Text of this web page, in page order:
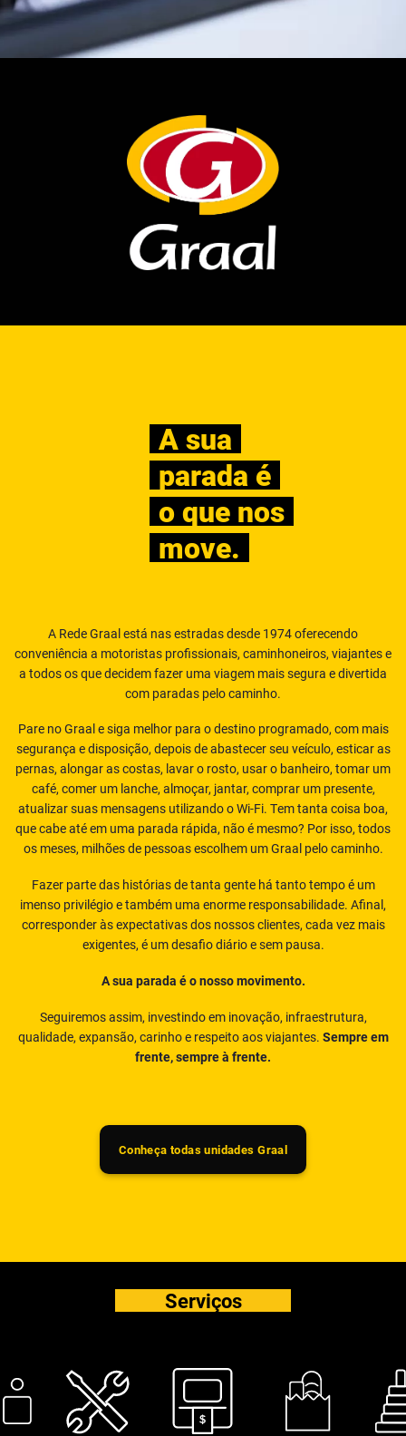
A sua
parada é
o que nos
move.
A Rede Graal está nas estradas desde 1974 oferecendo
conveniência a motoristas profissionais, caminhoneiros, viajantes e
a todos os que decidem fazer uma viagem mais segura e divertida
com paradas pelo caminho.
Pare no Graal e siga melhor para o destino programado, com mais
segurança e disposição, depois de abastecer seu veículo, esticar as
pernas, alongar as costas, lavar o rosto, usar o banheiro, tomar um
café, comer um lanche, almoçar, jantar, comprar um presente,
atualizar suas mensagens utilizando o Wi-Fi. Tem tanta coisa boa,
que cabe até em uma parada rápida, não é mesmo? Por isso, todos
os meses, milhões de pessoas escolhem um Graal pelo caminho.
Fazer parte das histórias de tanta gente há tanto tempo é um
imenso privilégio e também uma enorme responsabilidade. Afinal,
corresponder às expectativas dos nossos clientes, cada vez mais
exigentes, é um desafio diário e sem pausa.
A sua parada é o nosso movimento.
Seguiremos assim, investindo em inovação, infraestrutura,
qualidade, expansão, carinho e respeito aos viajantes. Sempre em
frente, sempre à frente.
Conheça todas unidades Graal
Serviços